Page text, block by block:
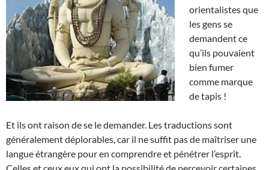
orientalistes que
les gens se
demandent ce
qu’ils pouvaient
bien fumer
comme marque
de tapis !
Et ils ont raison de se le demander. Les traductions sont
généralement déplorables, car il ne suffit pas de maîtriser une
langue étrangère pour en comprendre et pénétrer l’esprit.
Celles et ceux eux qui ont la possibilité de percevoir certaines